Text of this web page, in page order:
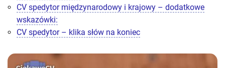
CV spedytor międzynarodowy i krajowy – dodatkowe
wskazówki:
CV spedytor – klika słów na koniec